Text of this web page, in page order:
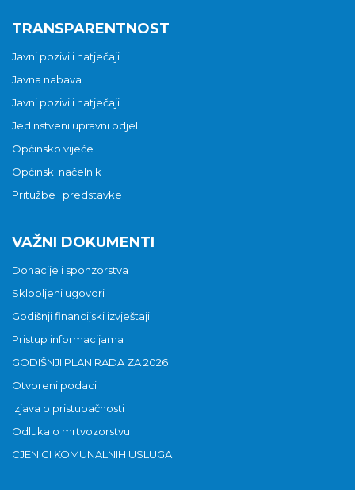
TRANSPARENTNOST
Javni pozivi i natječaji
Javna nabava
Javni pozivi i natječaji
Jedinstveni upravni odjel
Općinsko vijeće
Općinski načelnik
Pritužbe i predstavke
VAŽNI DOKUMENTI
Donacije i sponzorstva
Sklopljeni ugovori
Godišnji financijski izvještaji
Pristup informacijama
GODIŠNJI PLAN RADA ZA 2026
Otvoreni podaci
Izjava o pristupačnosti
Odluka o mrtvozorstvu
CJENICI KOMUNALNIH USLUGA